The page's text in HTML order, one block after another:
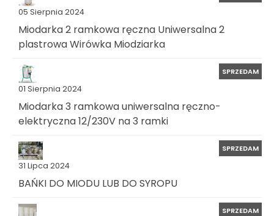
05 Sierpnia 2024
Miodarka 2 ramkowa ręczna Uniwersalna 2
plastrowa Wirówka Miodziarka
01 Sierpnia 2024
SPRZEDAM
Miodarka 3 ramkowa uniwersalna ręczno-
elektryczna 12/230V na 3 ramki
31 Lipca 2024
SPRZEDAM
BAŃKI DO MIODU LUB DO SYROPU
SPRZEDAM